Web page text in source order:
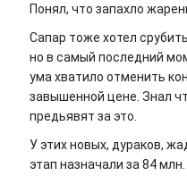
Понял, что запахло
Сапар тоже хотел
но в самый последний
ума хватило отменить
завышенной цене. Знал
предьявят за это.
У этих новых, дураков,
этап назначали за 84